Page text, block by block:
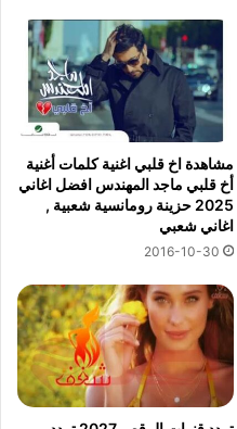
مشاهدة اخ قلبي اغنية كلمات أغنية
أخ قلبي ماجد المهندس افضل اغاني
2025 حزينة رومانسية شعبية ,
اغاني شعبي
2016-10-30